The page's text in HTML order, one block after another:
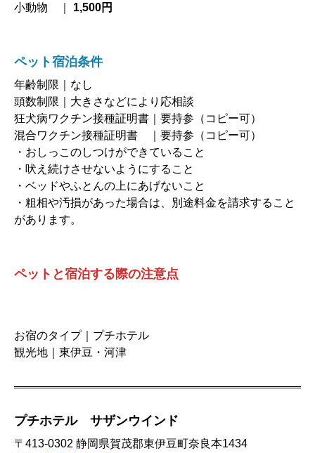
小動物 ｜ 1,500円
ペット宿泊条件
年齢制限｜なし
頭数制限｜大きさなどにより応相談
狂犬病ワクチン接種証明書｜要持参（コピー可）
混合ワクチン接種証明書 ｜要持参（コピー可）
・おしっこのしつけができていること
・吠え続けさせないようにすること
・ベッドやふとんの上にあげないこと
・粗相や汚損があった場合は、別途料金を請求すること
があります。
ペットと宿泊する際の注意点
お宿のタイプ｜プチホテル
観光地｜東伊豆・河津
プチホテル サザンウインド
〒413-0302 静岡県賀茂郡東伊豆町奈良本1434